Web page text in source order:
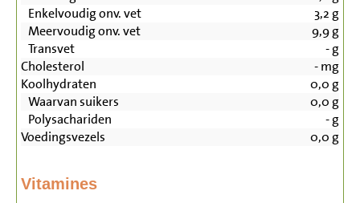
Enkelvoudig onv. vet
3,2 g
Meervoudig onv. vet
9,9g
Transvet
-g
Cholesterol
-mg
Koolhydraten
0,0 g
Waarvan suikers
0,0 g
Polysachariden
-g
Voedingsvezels
0,0 g
Vitamines